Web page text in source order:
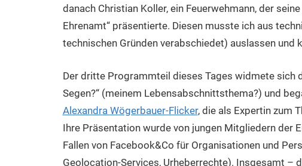
danach Christian Koller, ein Feuerwehmann, der
Ehrenamt“ präsentierte. Diesen musste ich aus
technischen Gründen verabschiedet) auslassen und
Der dritte Programmteil dieses Tages widmete sich
Segen?“ (meinem Lebensabschnittsthema?) und
Alexandra Wögerbauer-Flicker, die als Expertin zum
Ihre Präsentation wurde von jungen Mitgliedern der
Fallen von Facebook&Co für Organisationen und
Geolocation-Services, Urheberrechte). Insgesamt –